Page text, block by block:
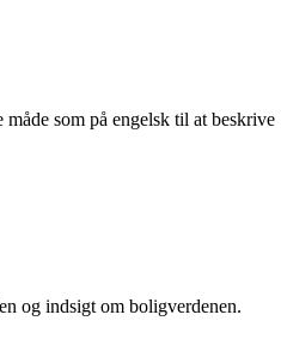
som på engelsk til at beskrive
og indsigt om boligverdenen.